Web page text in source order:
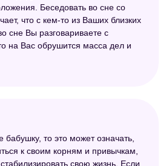
Беседовать во сне со
что с кем-то из Ваших близких
сне Вы разговариваете с
на Вас обрушится масса дел и
бабушку, то это может означать,
к своим корням и привычкам,
свою жизнь. Если